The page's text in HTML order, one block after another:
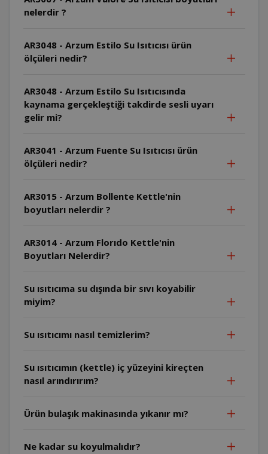
nelerdir ?
AR3048 - Arzum Estilo Su Isıtıcısı ürün
ölçüleri nedir?
AR3048 - Arzum Estilo Su Isıtıcısında
kaynama gerçekleştiği takdirde sesli uyarı
gelir mi?
AR3041 - Arzum Fuente Su Isıtıcısı ürün
ölçüleri nedir?
AR3015 - Arzum Bollente Kettle'nin
boyutları nelerdir ?
AR3014 - Arzum Florıdo Kettle'nin
Boyutları Nelerdir?
Su ısıtıcıma su dışında bir sıvı koyabilir
miyim?
Su ısıtıcımı nasıl temizlerim?
Su ısıtıcımın (kettle) iç yüzeyini kireçten
nasıl arındırırım?
Ürün bulaşık makinasında yıkanır mı?
Ne kadar su koyulmalıdır?